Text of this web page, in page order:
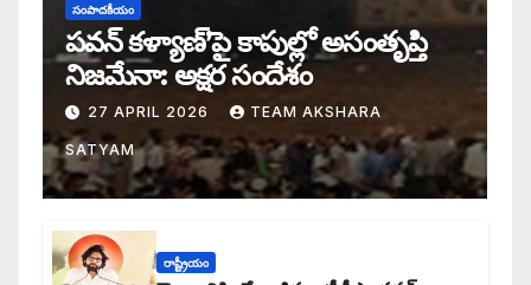
సంపాదకీయం
పవన్ కళ్యాణ్’పై కాపుల్లో అసంతృప్తి
నిజమేనా: అక్షర సందేశం
27 APRIL 2026 TEAM AKSHARA
SATYAM
రాష్ట్రీయం